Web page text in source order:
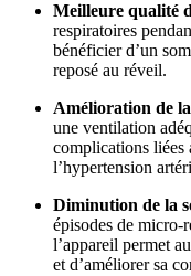
Meilleure qualité
respiratoires
bénéficier d’un
reposé au réveil.
Amélioration de
une ventilation
complications liées
l’hypertension
Diminution de la
épisodes de micro-
l’appareil permet
et d’améliorer sa